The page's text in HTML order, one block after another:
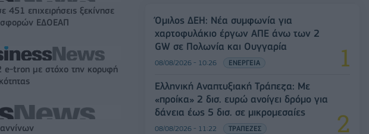
επιχειρήσεις ξεκίνησε
ΕΔΟΕΑΠ
e-tron με στόχο την κορυφή
Όμιλος ΔΕΗ: Νέα συμφωνία για
χαρτοφυλάκιο έργων ΑΠΕ άνω των 2
GW σε Πολωνία και Ουγγαρία
08/08/2026 - 10:26 ΕΝΕΡΓΕΙΑ
Ελληνική Αναπτυξιακή Τράπεζα: Με
«προίκα» 2 δισ. ευρώ ανοίγει δρόμο για
δάνεια έως 5 δισ. σε μικρομεσαίες
08/08/2026 - 11:22 ΤΡΑΠΕΖΕΣ